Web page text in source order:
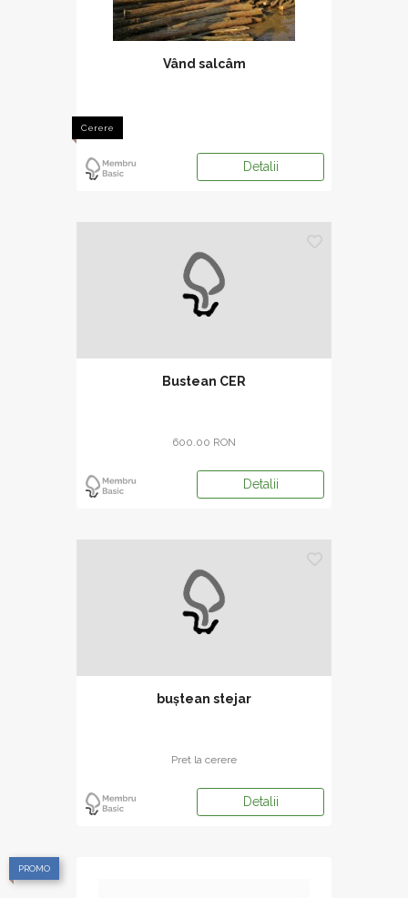
Vând salcâm
Cerere
Detalii
Bustean CER
600.00 RON
Detalii
buștean stejar
Pret la cerere
Detalii
PROMO